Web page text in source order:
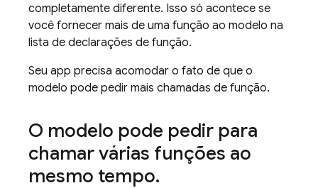
completamente diferente. Isso só acontece se
você fornecer mais de uma função ao modelo na
lista de declarações de função.
Seu app precisa acomodar o fato de que o
modelo pode pedir mais chamadas de função.
O modelo pode pedir para
chamar várias funções ao
mesmo tempo.